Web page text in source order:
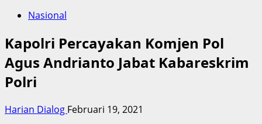
Nasional
Kapolri Percayakan Komjen Pol
Agus Andrianto Jabat Kabareskrim
Polri
Harian Dialog Februari 19, 2021